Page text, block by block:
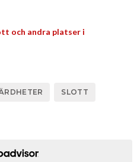
och andra platser i
SLOTT